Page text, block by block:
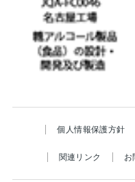
個人情報保護方針
関連リンク お